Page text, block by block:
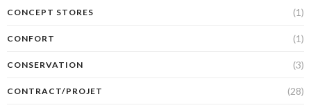
CONCEPT STORES (1)
CONFORT (1)
CONSERVATION (3)
CONTRACT/PROJET (28)